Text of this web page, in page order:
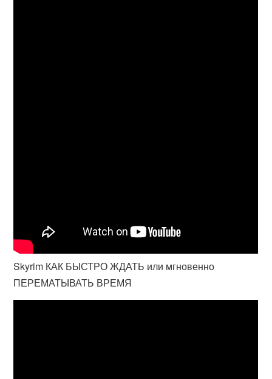
Skyrim КАК БЫСТРО ЖДАТЬ или мгновенно
ПЕРЕМАТЫВАТЬ ВРЕМЯ